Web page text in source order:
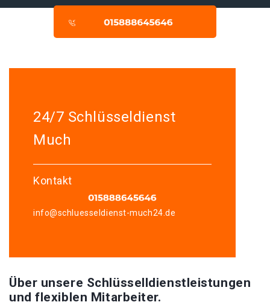
24/7 Schlüsseldienst
Much
Kontakt
info@schluesseldienst-much24.de
Über unsere Schlüsselldienstleistungen
und flexiblen Mitarbeiter.